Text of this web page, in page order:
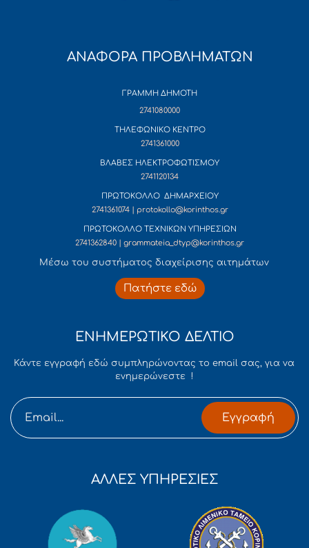
ΑΝΑΦΟΡΑ ΠΡΟΒΛΗΜΑΤΩΝ
ΓΡΑΜΜΗ ΔΗΜΟΤΗ
2741080000
ΤΗΛΕΦΩΝΙΚΟ ΚΕΝΤΡΟ
2741361000
ΒΛΑΒΕΣ ΗΛΕΚΤΡΟΦΩΤΙΣΜΟΥ
2741120134
ΠΡΩΤΟΚΟΛΛΟ ΔΗΜΑΡΧΕΙΟΥ
2741361074 | protokollo@korinthos.gr
ΠΡΩΤΟΚΟΛΛΟ ΤΕΧΝΙΚΩΝ ΥΠΗΡΕΣΙΩΝ
2741362840 | grammateia_dtyp@korinthos.gr
Mέσω του συστήματος διαχείρισης αιτημάτων
Πατήστε εδώ
ΕΝΗΜΕΡΩΤΙΚΟ ΔΕΛΤΙΟ
Κάντε εγγραφή εδώ συμπληρώνοντας το email σας, για να
ενημερώνεστε !
Εγγραφή
ΑΛΛΕΣ ΥΠΗΡΕΣΙΕΣ